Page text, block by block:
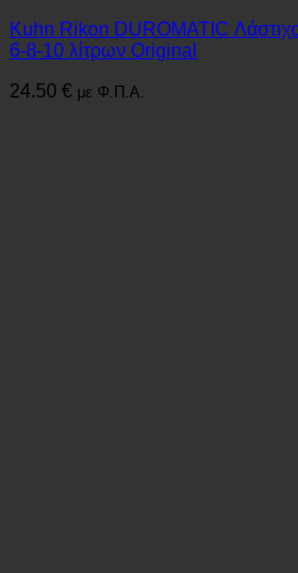
Kuhn Rikon DUROMATIC
6-8-10 λίτρων Original
24.50 € με Φ.Π.Α.